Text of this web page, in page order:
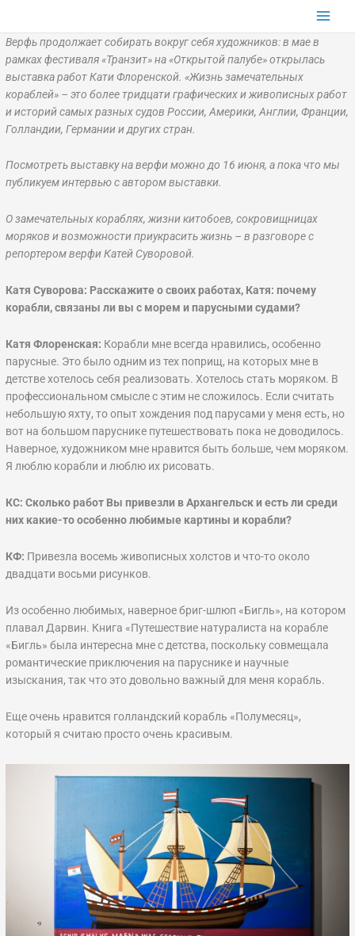
содержимому
Верфь продолжает собирать вокруг себя художников: в мае в
рамках фестиваля «Транзит» на «Открытой палубе» открылась
выставка работ Кати Флоренской. «Жизнь замечательных
кораблей» – это более тридцати графических и живописных работ
и историй самых разных судов России, Америки, Англии, Франции,
Голландии, Германии и других стран.
Посмотреть выставку на верфи можно до 16 июня, а пока что мы
публикуем интервью с автором выставки.
О замечательных кораблях, жизни китобоев, сокровищницах
моряков и возможности приукрасить жизнь – в разговоре с
репортером верфи Катей Суворовой.
Катя Суворова: Расскажите о своих работах, Катя: почему
корабли, связаны ли вы с морем и парусными судами?
Катя Флоренская: Корабли мне всегда нравились, особенно
парусные. Это было одним из тех поприщ, на которых мне в
детстве хотелось себя реализовать. Хотелось стать моряком. В
профессиональном смысле с этим не сложилось. Если считать
небольшую яхту, то опыт хождения под парусами у меня есть, но
вот на большом паруснике путешествовать пока не доводилось.
Наверное, художником мне нравится быть больше, чем моряком.
Я люблю корабли и люблю их рисовать.
КС: Сколько работ Вы привезли в Архангельск и есть ли среди
них какие-то особенно любимые картины и корабли?
КФ: Привезла восемь живописных холстов и что-то около
двадцати восьми рисунков.
Из особенно любимых, наверное бриг-шлюп «Бигль», на котором
плавал Дарвин. Книга «Путешествие натуралиста на корабле
«Бигль» была интересна мне с детства, поскольку совмещала
романтические приключения на паруснике и научные
изыскания, так что это довольно важный для меня корабль.
Еще очень нравится голландский корабль «Полумесяц»,
который я считаю просто очень красивым.